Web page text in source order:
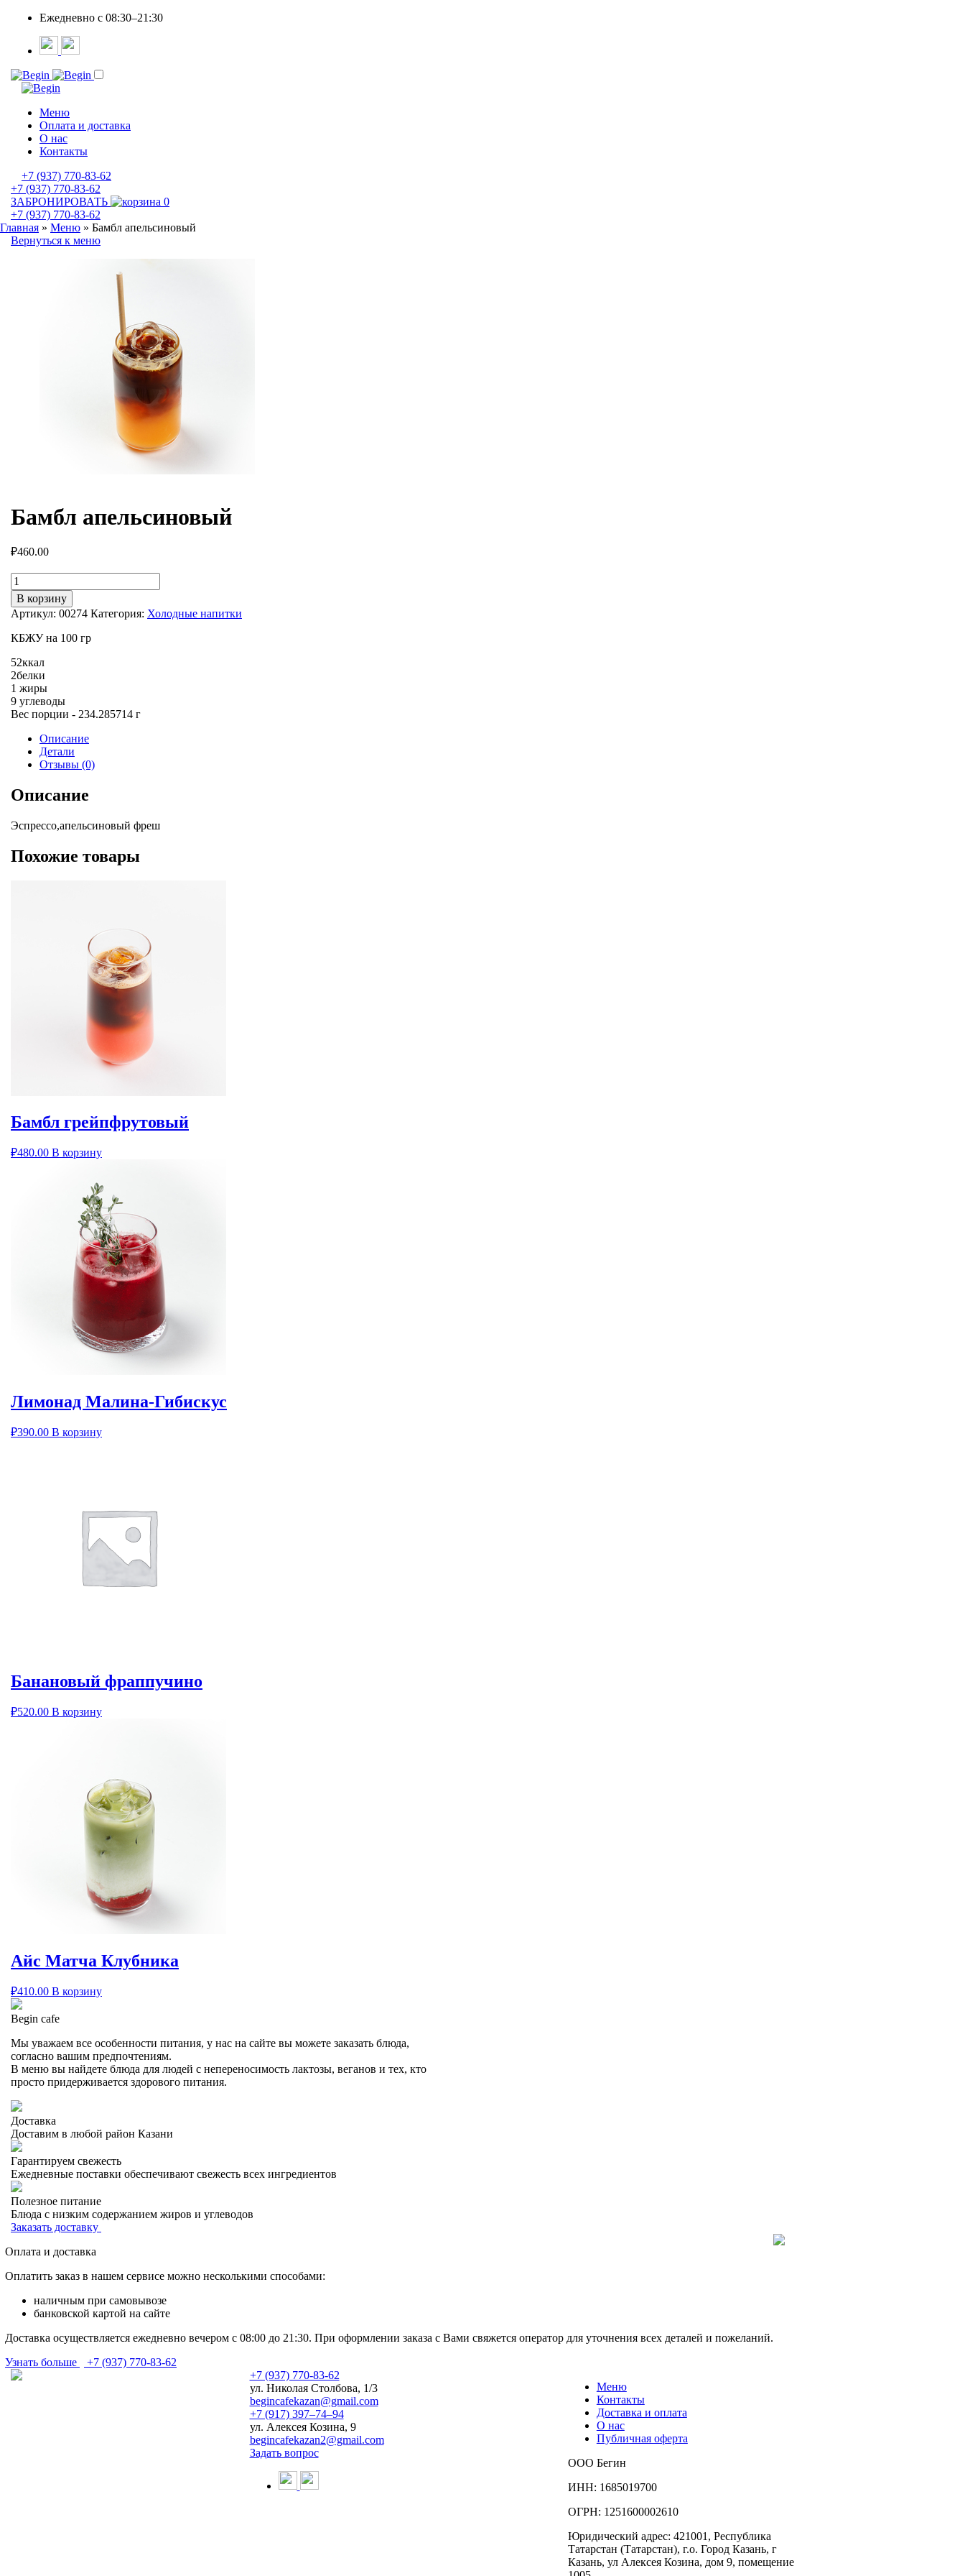
Ежедневно c 08:30–21:30
Меню
Оплата и доставка
О нас
Контакты
+7 (937) 770-83-62
+7 (937) 770-83-62
ЗАБРОНИРОВАТЬ
0
+7 (937) 770-83-62
Главная » Меню » Бамбл апельсиновый
Вернуться к меню
Бамбл апельсиновый
₽460.00
Количество
товара
Бамбл
апельсиновый
В корзину
Артикул: 00274 Категория: Холодные напитки
КБЖУ на 100 гр
52ккал
2белки
1 жиры
9 углеводы
Вес порции - 234.285714 г
Описание
Детали
Отзывы (0)
Описание
Эспрессо,апельсиновый фреш
Похожие товары
Бамбл грейпфрутовый
₽480.00 В корзину
Лимонад Малина-Гибискус
₽390.00 В корзину
Банановый фраппучино
₽520.00 В корзину
Айс Матча Клубника
₽410.00 В корзину
Begin cafe
Мы уважаем все особенности питания, у нас на сайте вы можете заказать блюда,
согласно вашим предпочтениям.
В меню вы найдете блюда для людей с непереносимость лактозы, веганов и тех, кто
просто придерживается здорового питания.
Доставка
Доставим в любой район Казани
Гарантируем свежесть
Ежедневные поставки обеспечивают свежесть всех ингредиентов
Полезное питание
Блюда с низким содержанием жиров и углеводов
Заказать доставку
Оплата и доставка
Оплатить заказ в нашем сервисе можно несколькими способами:
наличным при самовывозе
банковской картой на сайте
Доставка осуществляется ежедневно вечером с 08:00 до 21:30. При оформлении заказа с Вами свяжется оператор для уточнения всех деталей и пожеланий.
Узнать больше
+7 (937) 770-83-62
+7 (937) 770-83-62
ул. Николая Столбова, 1/3
begincafekazan@gmail.com
+7 (917) 397‒74‒94
ул. Алексея Козина, 9
begincafekazan2@gmail.com
Задать вопрос
Меню
Контакты
Доставка и оплата
О нас
Публичная оферта
ООО Бегин
ИНН: 1685019700
ОГРН: 1251600002610
Юридический адрес: 421001, Республика
Татарстан (Татарстан), г.о. Город Казань, г
Казань, ул Алексея Козина, дом 9, помещение